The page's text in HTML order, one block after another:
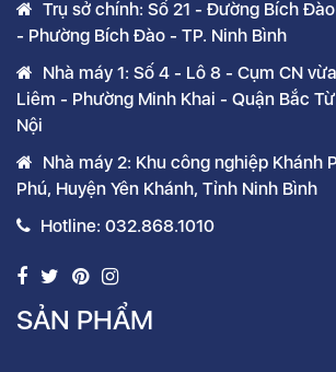
Trụ sở chính: Số 21 - Đường Bích
- Phường Bích Đào - TP. Ninh Bình
Nhà máy 1: Số 4 - Lô 8 - Cụm CN
Liêm - Phường Minh Khai - Quận Bắc
Nội
Nhà máy 2: Khu công nghiệp Khánh
Phú, Huyện Yên Khánh, Tỉnh Ninh Bình
Hotline: 032.868.1010
SẢN PHẨM